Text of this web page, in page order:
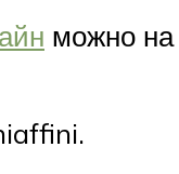
можно